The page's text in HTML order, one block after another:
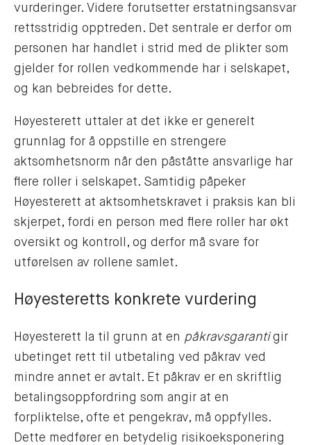
vurderinger. Videre forutsetter erstatningsansvar
rettsstridig opptreden. Det sentrale er derfor om
personen har handlet i strid med de plikter som
gjelder for rollen vedkommende har i selskapet,
og kan bebreides for dette.
Høyesterett uttaler at det ikke er generelt
grunnlag for å oppstille en strengere
aktsomhetsnorm når den påståtte ansvarlige har
flere roller i selskapet. Samtidig påpeker
Høyesterett at aktsomhetskravet i praksis kan bli
skjerpet, fordi en person med flere roller har økt
oversikt og kontroll, og derfor må svare for
utførelsen av rollene samlet.
Høyesteretts konkrete vurdering
Høyesterett la til grunn at en påkravsgarantigir
ubetinget rett til utbetaling ved påkrav ved
mindre annet er avtalt. Et påkrav er en skriftlig
betalingsoppfordring som angir at en
forpliktelse, ofte et pengekrav, må oppfylles.
Dette medfører en betydelig risikoeksponering